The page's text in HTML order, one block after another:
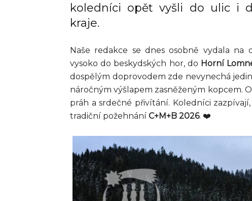
koledníci opět vyšli do ulic i
kraje.
Naše redakce se dnes osobně vydala
vysoko do beskydských hor, do Horní
dospělým doprovodem zde nevynechá
náročným výšlapem zasněženým kopcem.
práh a srdečné přivítání. Koledníci
tradiční požehnání C+M+B 2026. ❤️